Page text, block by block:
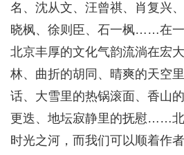
名、沈从文、汪曾祺、肖复兴
晓枫、徐则臣、石一枫……在一
北京丰厚的文化气韵流淌在宏
林、曲折的胡同、晴爽的天空
话、大雪里的热锅滚面、香山
更迭、地坛寂静里的抚慰……
时光之河，而我们可以顺着作